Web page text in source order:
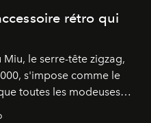
rétro qui
le serre-tête zigzag,
s'impose comme le
toutes les modeuses